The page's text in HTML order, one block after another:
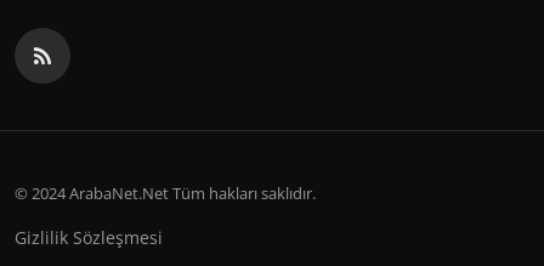
© 2024 ArabaNet.Net Tüm hakları saklıdır.
Gizlilik Sözleşmesi